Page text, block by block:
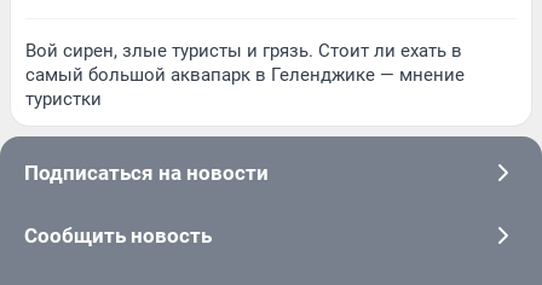
Вой сирен, злые туристы и грязь. Стоит ли ехать в
самый большой аквапарк в Геленджике — мнение
туристки
Подписаться на новости
Сообщить новость